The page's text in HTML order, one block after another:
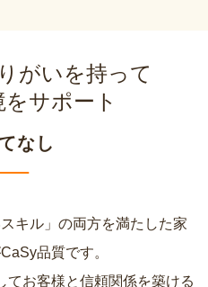
がいを持って
サポート
なし
キル」の両方を満たした家
品質です。
お客様と信頼関係を築ける